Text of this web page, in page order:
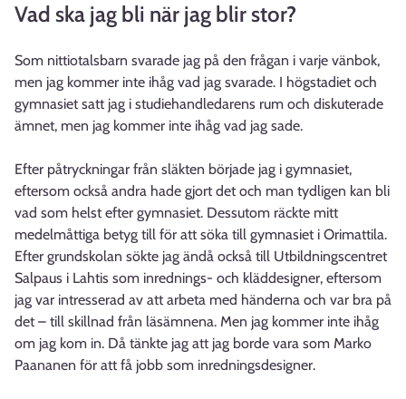
Vad ska jag bli när jag blir stor?
Som nittiotalsbarn svarade jag på den frågan i varje vänbok,
men jag kommer inte ihåg vad jag svarade. I högstadiet och
gymnasiet satt jag i studiehandledarens rum och diskuterade
ämnet, men jag kommer inte ihåg vad jag sade.
Efter påtryckningar från släkten började jag i gymnasiet,
eftersom också andra hade gjort det och man tydligen kan bli
vad som helst efter gymnasiet. Dessutom räckte mitt
medelmåttiga betyg till för att söka till gymnasiet i Orimattila.
Efter grundskolan sökte jag ändå också till Utbildningscentret
Salpaus i Lahtis som inrednings- och kläddesigner, eftersom
jag var intresserad av att arbeta med händerna och var bra på
det – till skillnad från läsämnena. Men jag kommer inte ihåg
om jag kom in. Då tänkte jag att jag borde vara som Marko
Paananen för att få jobb som inredningsdesigner.